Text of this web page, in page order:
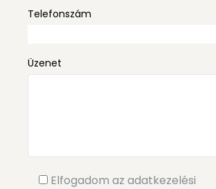
Telefonszám
Üzenet
Elfogadom az adatkezelési